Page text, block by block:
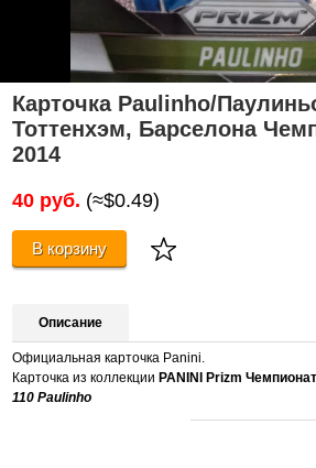
Карточка Paulinho/
Тоттенхэм, Барселона
2014
40 руб. (≈$0.49)
В корзину
Описание
Официальная карточка Panini.
Карточка из коллекции PANINI Prizm
110 Paulinho